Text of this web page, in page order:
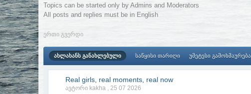
Topics can be started only by Admins and Moderators
All posts and replies must be in English
ერთი გვერდი
ახლახანს განახლებული საწყისი თარიღი უმეტესი გამოხმაურება
Real girls, real moments, real now
ავტორი kakha ,25 07 2026